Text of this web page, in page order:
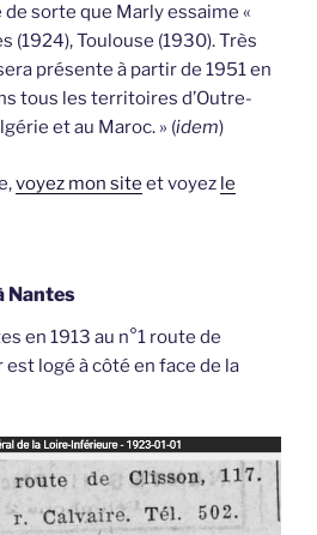
de sorte que Marly essaime «
(1924), Toulouse (1930). Très
présente à partir de 1951 en
tous les territoires d’Outre-
et au Maroc. » (idem)
voyez mon site et voyez le
Nantes
en 1913 au n°1 route de
logé à côté en face de la